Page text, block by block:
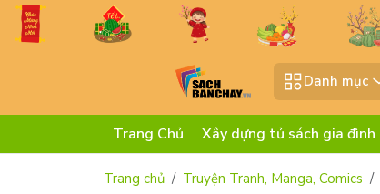
Danh mục
Trang Chủ Xây dựng tủ sách gia đình
Trang chủ Truyện Tranh, Manga, Comics